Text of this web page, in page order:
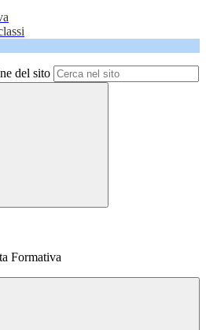
del sito
Formativa